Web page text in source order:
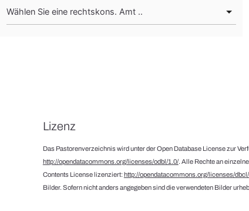
Lizenz
Das Pastorenverzeichnis wird unter der Open Database License zur
http://opendatacommons.org/licenses/odbl/1.0/. Alle Rechte an
Contents License lizenziert:http://opendatacommons.org/licenses/
Bilder. Sofern nicht anders angegeben sind die verwendeten Bilder